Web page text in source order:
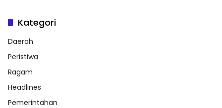
Kategori
Daerah
Peristiwa
Ragam
Headlines
Pemerintahan